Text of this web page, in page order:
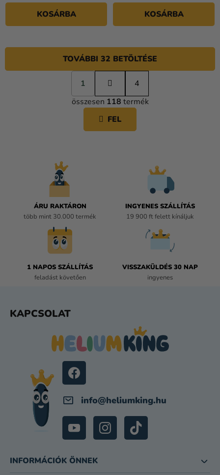
KOSÁRBA KOSÁRBA
L
I
S
T
TOVÁBBI 32 BETÖLTÉSE
L
a
p
o
á
s
1
4
összesen 118 termék
FEL
ÁRU RAKTÁRON
több mint 30.000 termék
INGYENES SZÁLLÍTÁS
19 900 ft felett kínáljuk
1 NAPOS SZÁLLÍTÁS
feladást követően
VISSZAKÜLDÉS 30 NAP
ingyenes
KAPCSOLAT
info@heliumking.hu
INFORMÁCIÓK ÖNNEK